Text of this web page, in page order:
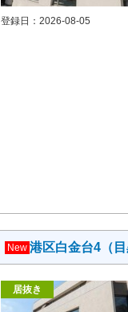
登録日：2026-08-05
New 港区白金台4（
居抜き